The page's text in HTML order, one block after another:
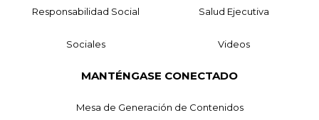
Responsabilidad Social Salud Ejecutiva
Sociales Videos
MANTÉNGASE CONECTADO
Mesa de Generación de Contenidos